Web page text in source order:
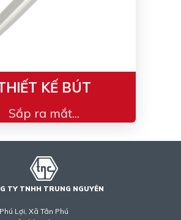
KẾ BÚT
Sắp ra mắt...
TY TNHH TRUNG NGUYÊN
Lợi, Xã Tân Phú